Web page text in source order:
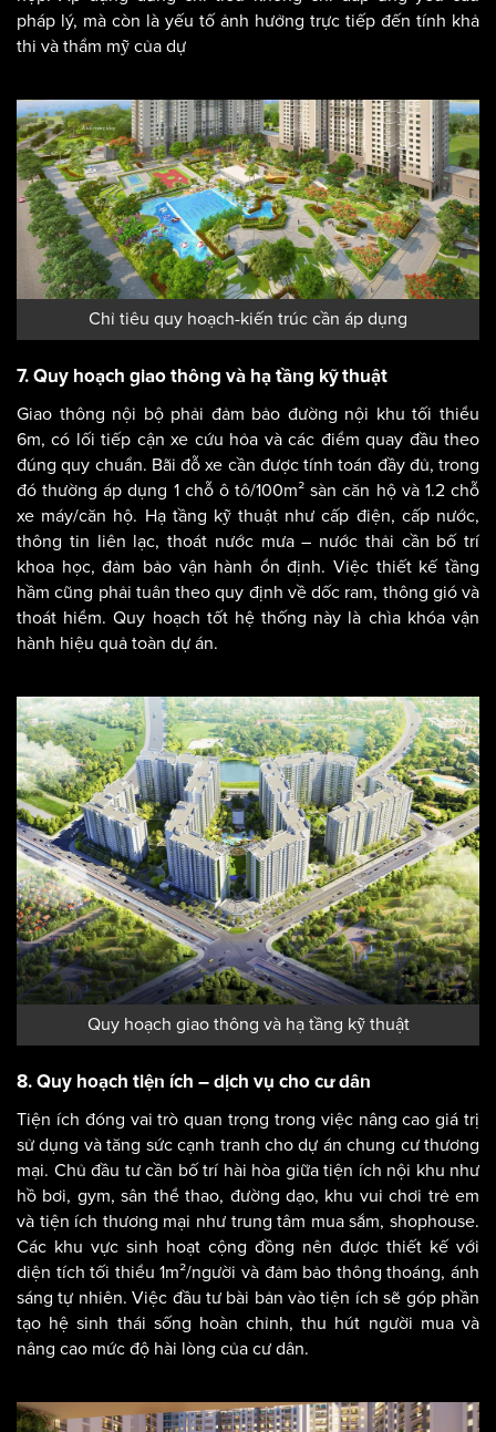
pháp lý, mà còn là yếu tố ảnh hưởng trực tiếp đến tính khả
thi và thẩm mỹ của dự
Chỉ tiêu quy hoạch-kiến trúc cần áp dụng
7. Quy hoạch giao thông và hạ tầng kỹ thuật
Giao thông nội bộ phải đảm bảo đường nội khu tối thiểu
6m, có lối tiếp cận xe cứu hỏa và các điểm quay đầu theo
đúng quy chuẩn. Bãi đỗ xe cần được tính toán đầy đủ, trong
đó thường áp dụng 1 chỗ ô tô/100m² sàn căn hộ và 1.2 chỗ
xe máy/căn hộ. Hạ tầng kỹ thuật như cấp điện, cấp nước,
thông tin liên lạc, thoát nước mưa – nước thải cần bố trí
khoa học, đảm bảo vận hành ổn định. Việc thiết kế tầng
hầm cũng phải tuân theo quy định về dốc ram, thông gió và
thoát hiểm. Quy hoạch tốt hệ thống này là chìa khóa vận
hành hiệu quả toàn dự án.
Quy hoạch giao thông và hạ tầng kỹ thuật
8. Quy hoạch tiện ích – dịch vụ cho cư dân
Tiện ích đóng vai trò quan trọng trong việc nâng cao giá trị
sử dụng và tăng sức cạnh tranh cho dự án chung cư thương
mại. Chủ đầu tư cần bố trí hài hòa giữa tiện ích nội khu như
hồ bơi, gym, sân thể thao, đường dạo, khu vui chơi trẻ em
và tiện ích thương mại như trung tâm mua sắm, shophouse.
Các khu vực sinh hoạt cộng đồng nên được thiết kế với
diện tích tối thiểu 1m²/người và đảm bảo thông thoáng, ánh
sáng tự nhiên. Việc đầu tư bài bản vào tiện ích sẽ góp phần
tạo hệ sinh thái sống hoàn chỉnh, thu hút người mua và
nâng cao mức độ hài lòng của cư dân.